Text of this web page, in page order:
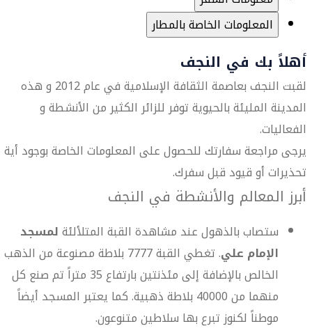
المعلومات الخاصة بالمطار
أهلاً بك في النجف
لقبت النجف بعاصمة الثقافة الإسلامية في عام 2012 و هذه
المدينة المليئة بالحيوية توفر للزائر الكثير من الأنشطة و
الفعاليات.
يرجى مراجعة سفارتك للحصول على المعلومات الخاصة بوجود أية
تحذيرات أو قيود قبل سفرك.
أبرز المعالم والأنشطة في النجف
ستصاب بالذهول عند مشاهدة القبة المتلألئةلمسجد
الإمام علي
. تغطي القبة 7777 بلاطة مصنوعة من الذهب
الخالص بالإضافة إلى مئذنتين بارتفاع 35 متراً تم صنع كل
منهما من 40000 بلاطة ذهبية. كما يعتبر المسجد أيضاً
موطناً لكنوز تبرع بها سلاطين متنوعون.